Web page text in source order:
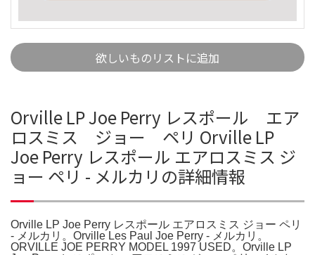
欲しいものリストに追加
Orville LP Joe Perry レスポール エア
ロスミス ジョー ペリ Orville LP
Joe Perry レスポール エアロスミス ジ
ョー ペリ - メルカリの詳細情報
Orville LP Joe Perry レスポール エアロスミス ジョー ペリ
- メルカリ。Orville Les Paul Joe Perry - メルカリ。
ORVILLE JOE PERRY MODEL 1997 USED。Orville LP